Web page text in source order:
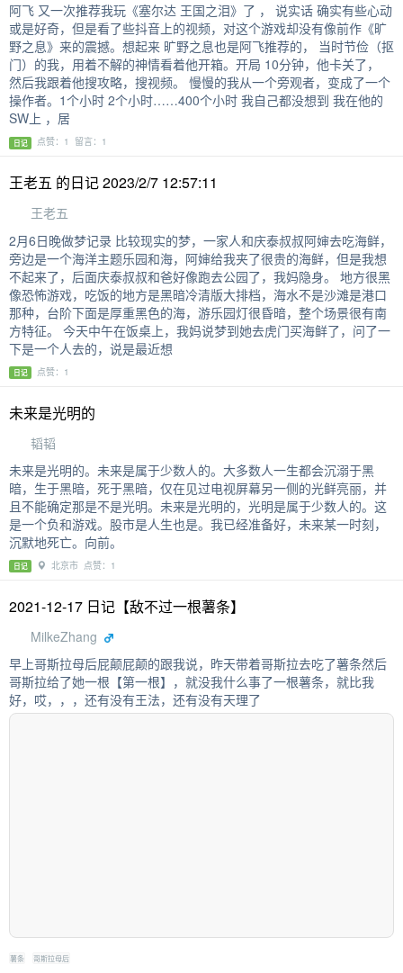
阿飞 又一次推荐我玩《塞尔达 王国之泪》了 ， 说实话 确实有些心动
或是好奇，但是看了些抖音上的视频，对这个游戏却没有像前作《旷
野之息》来的震撼。想起来 旷野之息也是阿飞推荐的， 当时节俭（抠
门）的我，用着不解的神情看着他开箱。开局 10分钟，他卡关了，
然后我跟着他搜攻略，搜视频。 慢慢的我从一个旁观者，变成了一个
操作者。1个小时 2个小时……400个小时 我自己都没想到 我在他的
SW上 ，居
日记 点赞：1 留言：1
王老五 的日记 2023/2/7 12:57:11
王老五
2月6日晚做梦记录 比较现实的梦，一家人和庆泰叔叔阿婶去吃海鲜，
旁边是一个海洋主题乐园和海，阿婶给我夹了很贵的海鲜，但是我想
不起来了，后面庆泰叔叔和爸好像跑去公园了，我妈隐身。 地方很黑
像恐怖游戏，吃饭的地方是黑暗冷清版大排档，海水不是沙滩是港口
那种，台阶下面是厚重黑色的海，游乐园灯很昏暗，整个场景很有南
方特征。 今天中午在饭桌上，我妈说梦到她去虎门买海鲜了，问了一
下是一个人去的，说是最近想
日记 点赞：1
未来是光明的
韬韬
未来是光明的。未来是属于少数人的。大多数人一生都会沉溺于黑
暗，生于黑暗，死于黑暗，仅在见过电视屏幕另一侧的光鲜亮丽，并
且不能确定那是不是光明。未来是光明的，光明是属于少数人的。这
是一个负和游戏。股市是人生也是。我已经准备好，未来某一时刻，
沉默地死亡。向前。
日记 北京市 点赞：1
2021-12-17 日记【敌不过一根薯条】
MilkeZhang
早上哥斯拉母后屁颠屁颠的跟我说，昨天带着哥斯拉去吃了薯条然后
哥斯拉给了她一根【第一根】，就没我什么事了一根薯条，就比我
好，哎，，，还有没有王法，还有没有天理了
薯条 哥斯拉母后